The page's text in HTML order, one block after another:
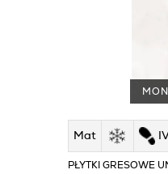
Mat
PŁYTKI GRESOWE